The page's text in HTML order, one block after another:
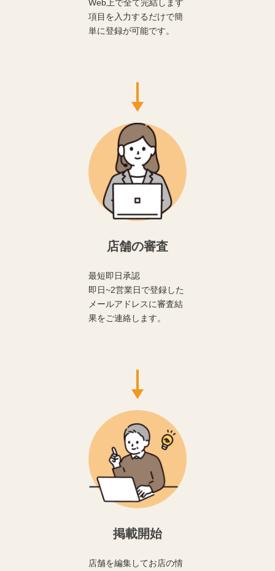
Web上で全て完結します
項目を入力するだけで簡
単に登録が可能です。
店舗の審査
最短即日承認
即日~2営業日で登録した
メールアドレスに審査結
果をご連絡します。
掲載開始
店舗を編集してお店の情